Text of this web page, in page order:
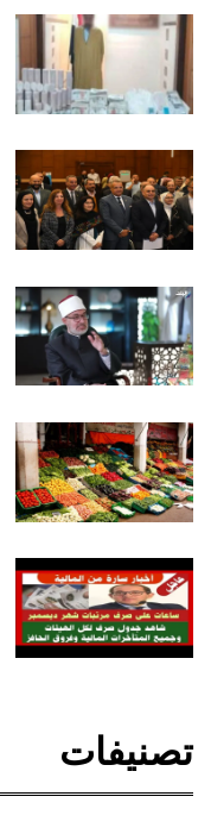
تصنيفات